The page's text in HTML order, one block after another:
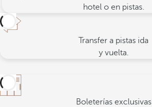
hotel o en pistas.
Transfer a pistas ida
y vuelta.
Boleterías exclusivas